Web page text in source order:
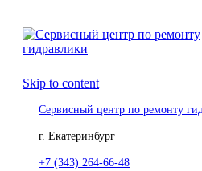
Skip to content
Сервисный центр по ремонту
г. Екатеринбург
+7 (343) 264-66-48